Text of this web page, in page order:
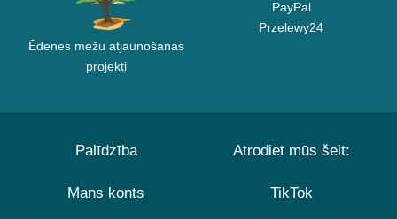
Ēdenes mežu atjaunošanas
projekti
PayPal
Przelewy24
Palīdzība
Mans konts
Atrodiet mūs šeit:
TikTok